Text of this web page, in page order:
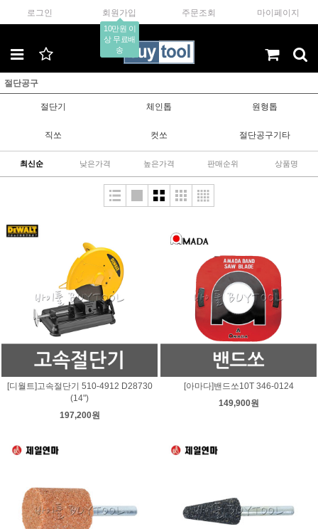
로그인 회원가입
10만원 이
상 무료배
송
주문조회 마이페이지
절단공구
절단기 체인톱 원형톱
직쏘 컷쏘 절단공구기타
최신순 낮은가격 높은가격 판매순위 상품명
[디월트]고속절단기 510-4912 D28730
(14")
197,200원
[아마다]밴드쏘10T 346-0124
149,900원